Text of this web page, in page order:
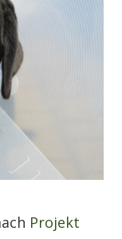
Projekt